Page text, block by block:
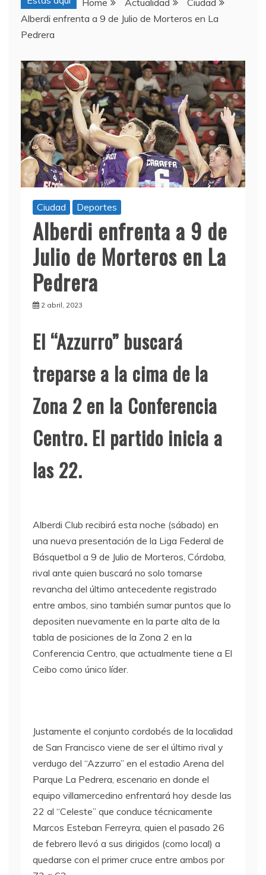
Home Actualidad
Ciudad
Alberdi enfrenta a 9 de Julio de Morteros en La
Pedrera
Ciudad Deportes
Alberdi enfrenta a 9 de
Julio de Morteros en La
Pedrera
2 abril, 2023
El “Azzurro” buscará
treparse a la cima de la
Zona 2 en la Conferencia
Centro. El partido inicia a
las 22.
Alberdi Club recibirá esta noche (sábado) en
una nueva presentación de la Liga Federal de
Básquetbol a 9 de Julio de Morteros, Córdoba,
rival ante quien buscará no solo tomarse
revancha del último antecedente registrado
entre ambos, sino también sumar puntos que lo
depositen nuevamente en la parte alta de la
tabla de posiciones de la Zona 2 en la
Conferencia Centro, que actualmente tiene a El
Ceibo como único líder.
Justamente el conjunto cordobés de la localidad
de San Francisco viene de ser el último rival y
verdugo del “Azzurro” en el estadio Arena del
Parque La Pedrera, escenario en donde el
equipo villamercedino enfrentará hoy desde las
22 al “Celeste” que conduce técnicamente
Marcos Esteban Ferreyra, quien el pasado 26
de febrero llevó a sus dirigidos (como local) a
quedarse con el primer cruce entre ambos por